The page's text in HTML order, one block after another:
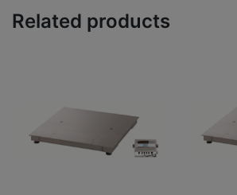
Related products